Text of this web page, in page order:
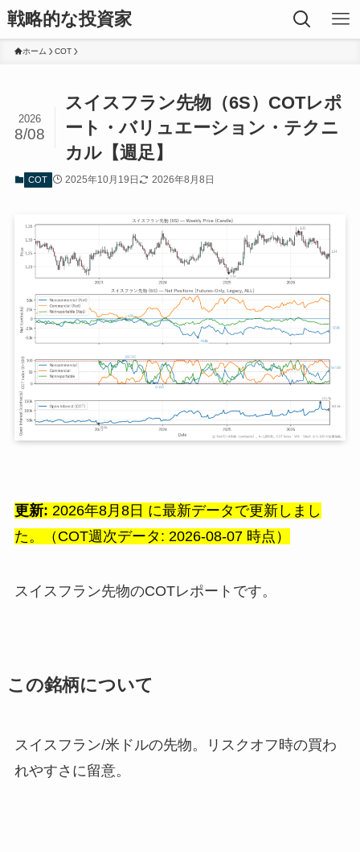
戦略的な投資家
ホーム COT
スイスフラン先物（6S）COTレポ
ート・バリュエーション・テクニ
カル【週足】
2026
8/08
COT 2025年10月19日 2026年8月8日
更新: 2026年8月8日 に最新データで更新しまし
た。（COT週次データ: 2026-08-07 時点）
スイスフラン先物のCOTレポートです。
この銘柄について
スイスフラン/米ドルの先物。リスクオフ時の買わ
れやすさに留意。